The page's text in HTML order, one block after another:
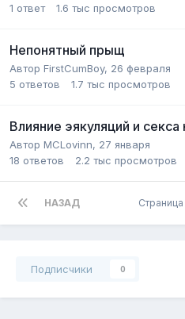
1 ответ 1.6 тыс просмотров
Непонятный прыщ
Автор FirstCumBoy, 26 февраля
5 ответов 1.7 тыс просмотров
Влияние эякуляций и секса
Автор MCLovinn, 27 января
18 ответов 2.2 тыс просмотров
НАЗАД Страница
Подписчики 0